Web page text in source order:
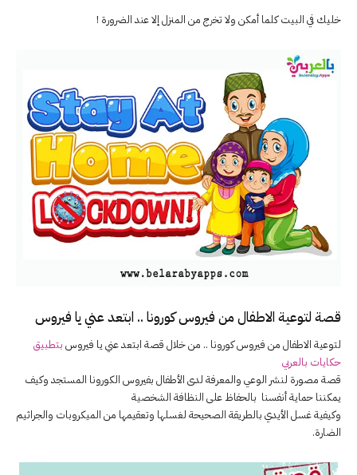
خليك في البيت كلما أمكن ولا تخرج من المنزل إلا عند الضرورة !
قصة لتوعية الاطفال من فيروس كورونا .. ابتعد عني يا فيروس
لتوعية الاطفال من فيروس كورونا .. من خلال قصة ابتعد عني يا فيروس بتطبيق
حكايات بالعربي
قصة مصورة لنشر الوعي والمعرفة لدى الأطفال بفيروس الكورونا المستجد وكيف
يمكننا حماية أنفسنا بالحفاظ على النظافة الشخصية
وكيفية غسل الأيدي بالطريقة الصحيحة لغسلها وتعقيمها من الميكروبات والجراثيم
الضارة.